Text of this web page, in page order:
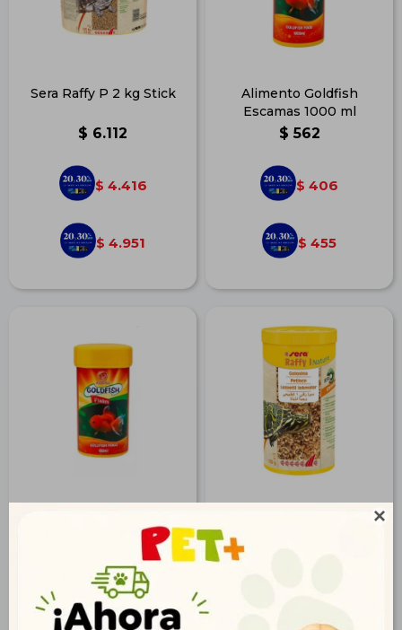

Sera Raffy P 2 kg Stick
$ 6.112
$ 4.416
$ 4.951
Alimento Goldfish
Escamas 1000 ml
$ 562
$ 406
$ 455
Escamas 100 ml
$ 85